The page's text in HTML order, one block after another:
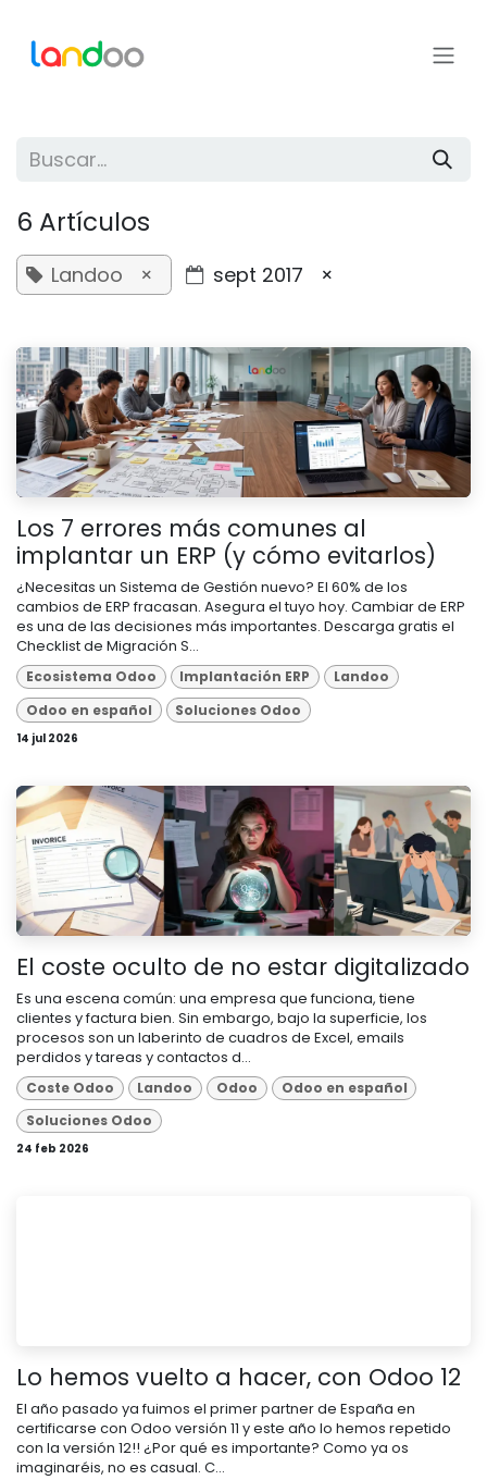
6 Artículos
Landoo × sept 2017 ×
Los 7 errores más comunes al
implantar un ERP (y cómo evitarlos)
¿Necesitas un Sistema de Gestión nuevo? El 60% de los
cambios de ERP fracasan. Asegura el tuyo hoy. Cambiar de ERP
es una de las decisiones más importantes. Descarga gratis el
Checklist de Migración S...
Ecosistema Odoo Implantación ERP
Landoo
Odoo en español
Soluciones Odoo
14 jul 2026
El coste oculto de no estar digitalizado
Es una escena común: una empresa que funciona, tiene
clientes y factura bien. Sin embargo, bajo la superficie, los
procesos son un laberinto de cuadros de Excel, emails
perdidos y tareas y contactos d...
Coste Odoo Landoo Odoo
Odoo en español
Soluciones Odoo
24 feb 2026
Lo hemos vuelto a hacer, con Odoo 12
El año pasado ya fuimos el primer partner de España en
certificarse con Odoo versión 11 y este año lo hemos repetido
con la versión 12!! ¿Por qué es importante? Como ya os
imaginaréis, no es casual. C...